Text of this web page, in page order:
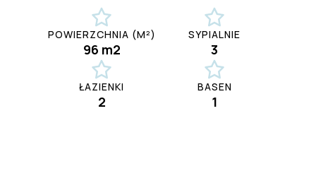
POWIERZCHNIA (M²)
96 m2
SYPIALNIE
3
ŁAZIENKI
2
BASEN
1